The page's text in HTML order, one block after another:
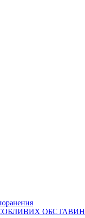
ОБСТАВИН